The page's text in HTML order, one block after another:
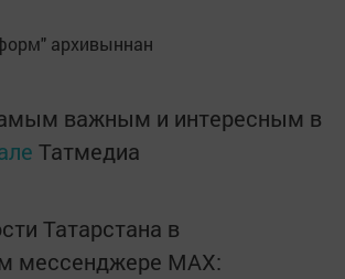
архивыннан
важным и интересным в
Татмедиа
Татарстана в
мессенджере MАХ: